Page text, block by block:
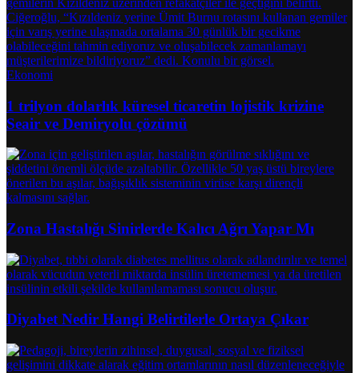
Ekonomi
1 trilyon dolarlık küresel ticaretin lojistik krizine
Seair ve Demiryolu çözümü
Zona Hastalığı Sinirlerde Kalıcı Ağrı Yapar Mı
Diyabet Nedir Hangi Belirtilerle Ortaya Çıkar